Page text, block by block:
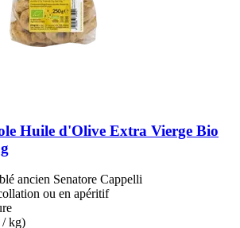
Huile d'Olive Extra Vierge Bio
ancien Senatore Cappelli
ou en apéritif
/ kg)